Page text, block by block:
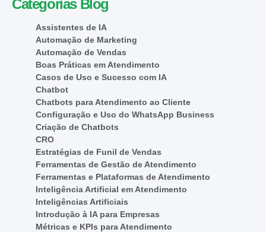
Categorias Blog
Assistentes de IA
Automação de Marketing
Automação de Vendas
Boas Práticas em Atendimento
Casos de Uso e Sucesso com IA
Chatbot
Chatbots para Atendimento ao Cliente
Configuração e Uso do WhatsApp Business
Criação de Chatbots
CRO
Estratégias de Funil de Vendas
Ferramentas de Gestão de Atendimento
Ferramentas e Plataformas de Atendimento
Inteligência Artificial em Atendimento
Inteligências Artificiais
Introdução à IA para Empresas
Métricas e KPIs para Atendimento